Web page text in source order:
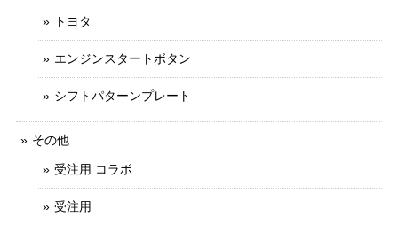
トヨタ
エンジンスタートボタン
シフトパターンプレート
その他
受注用 コラボ
受注用